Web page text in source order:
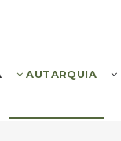
AUTARQUIA